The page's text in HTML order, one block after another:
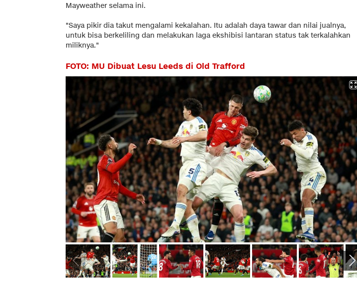
Mayweather selama ini.
"Saya pikir dia takut mengalami kekalahan. Itu adalah daya tawar dan nilai jualnya,
untuk bisa berkeliling dan melakukan laga ekshibisi lantaran status tak terkalahkan
miliknya."
FOTO: MU Dibuat Lesu Leeds di Old Trafford